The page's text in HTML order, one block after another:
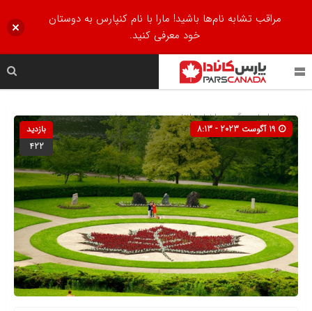
صفحه اصلی» گروه »اخبار»انتاریو»دسته‌بندی نشده
بازدید
422
مراقب تشابه نام‌ها باشید! مارا با نام کنپارس به دوستان
خود معرفی کنید.